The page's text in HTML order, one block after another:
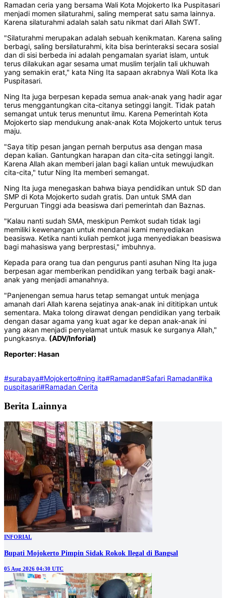
Ramadan ceria yang bersama Wali Kota Mojokerto Ika Puspitasari
menjadi momen silaturahmi, saling memperat satu sama lainnya.
Karena silaturahmi adalah salah satu nikmat dari Allah SWT.
"Silaturahmi merupakan adalah sebuah kenikmatan. Karena saling
berbagi, saling bersilaturahmi, kita bisa berinteraksi secara sosial
dan di sisi berbeda ini adalah pengamalan syariat islam, untuk
terus dilakukan agar sesama umat muslim terjalin tali ukhuwah
yang semakin erat," kata Ning Ita sapaan akrabnya Wali Kota Ika
Puspitasari.
Ning Ita juga berpesan kepada semua anak-anak yang hadir agar
terus menggantungkan cita-citanya setinggi langit. Tidak patah
semangat untuk terus menuntut ilmu. Karena Pemerintah Kota
Mojokerto siap mendukung anak-anak Kota Mojokerto untuk terus
maju.
"Saya titip pesan jangan pernah berputus asa dengan masa
depan kalian. Gantungkan harapan dan cita-cita setinggi langit.
Karena Allah akan memberi jalan bagi kalian untuk mewujudkan
cita-cita," tutur Ning Ita memberi semangat.
Ning Ita juga menegaskan bahwa biaya pendidikan untuk SD dan
SMP di Kota Mojokerto sudah gratis. Dan untuk SMA dan
Perguruan Tinggi ada beasiswa dari pemerintah dan Baznas.
"Kalau nanti sudah SMA, meskipun Pemkot sudah tidak lagi
memiliki kewenangan untuk mendanai kami menyediakan
beasiswa. Ketika nanti kuliah pemkot juga menyediakan beasiswa
bagi mahasiswa yang berprestasi," imbuhnya.
Kepada para orang tua dan pengurus panti asuhan Ning Ita juga
berpesan agar memberikan pendidikan yang terbaik bagi anak-
anak yang menjadi amanahnya.
"Panjenengan semua harus tetap semangat untuk menjaga
amanah dari Allah karena sejatinya anak-anak ini dititipkan untuk
sementara. Maka tolong dirawat dengan pendidikan yang terbaik
dengan dasar agama yang kuat agar ke depan anak-anak ini
yang akan menjadi penyelamat untuk masuk ke surganya Allah,"
pungkasnya. (ADV/Inforial)
Reporter: Hasan
#surabaya#Mojokerto#ning ita#Ramadan#Safari Ramadan#ika
puspitasari#Ramadan Cerita
Berita Lainnya
INFORIAL
Bupati Mojokerto Pimpin Sidak Rokok Ilegal di Bangsal
05 Aug 2026 04:30 UTC